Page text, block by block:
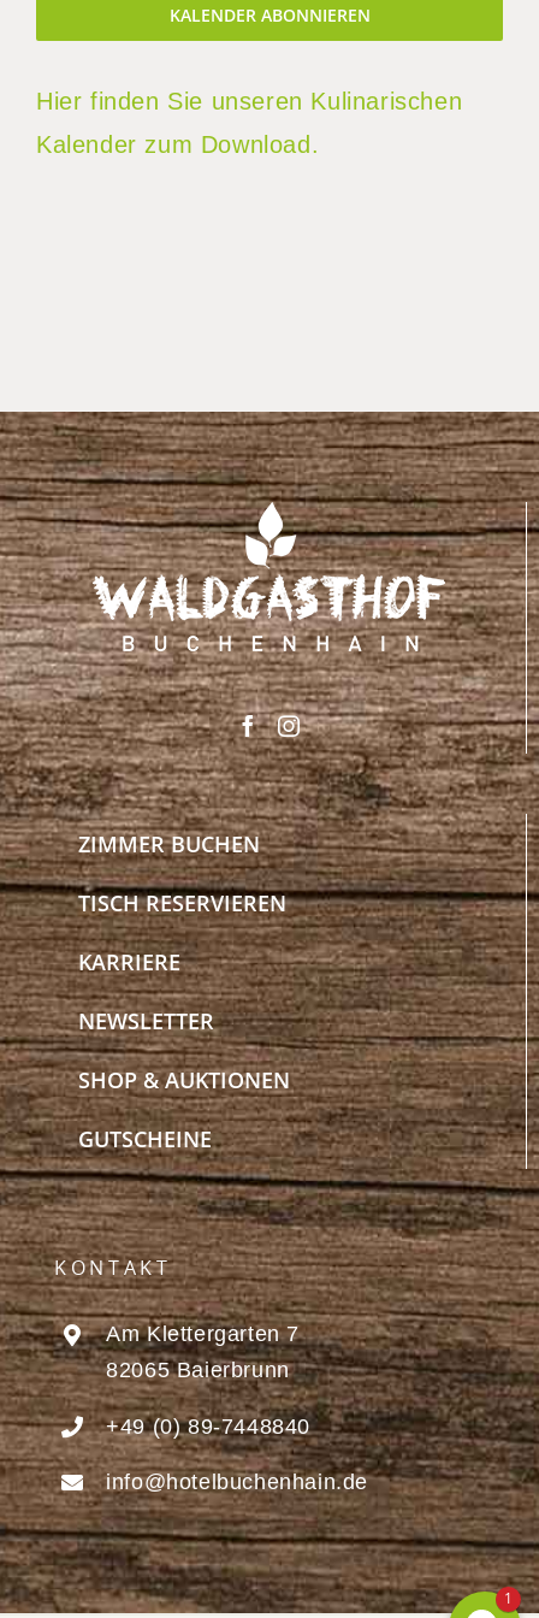
KALENDER ABONNIEREN
Hier finden Sie unseren Kulinarischen
Kalender zum Download.
ZIMMER BUCHEN
TISCH RESERVIEREN
KARRIERE
NEWSLETTER
SHOP & AUKTIONEN
GUTSCHEINE
KONTAKT
Am Klettergarten 7
82065 Baierbrunn
+49 (0) 89-7448840
info@hotelbuchenhain.de
1